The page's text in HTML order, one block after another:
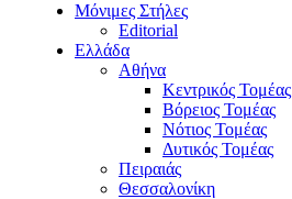
Μόνιμες Στήλες
Editorial
Ελλάδα
Αθήνα
Κεντρικός Τομέας
Βόρειος Τομέας
Νότιος Τομέας
Δυτικός Τομέας
Πειραιάς
Θεσσαλονίκη